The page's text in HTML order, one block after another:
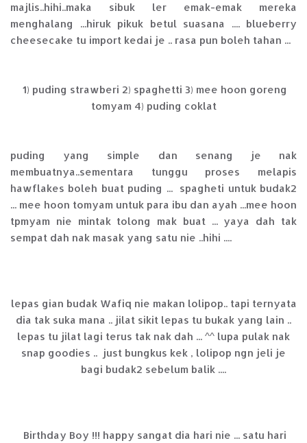
majlis..hihi..maka sibuk ler emak-emak mereka
menghalang ...hiruk pikuk betul suasana .... blueberry
cheesecake tu import kedai je .. rasa pun boleh tahan ...
1) puding strawberi 2) spaghetti 3) mee hoon goreng
tomyam 4) puding coklat
puding yang simple dan senang je nak
membuatnya..sementara tunggu proses melapis
hawflakes boleh buat puding ... spagheti untuk budak2
... mee hoon tomyam untuk para ibu dan ayah ...mee hoon
tpmyam nie mintak tolong mak buat ... yaya dah tak
sempat dah nak masak yang satu nie ..hihi ....
lepas gian budak Wafiq nie makan lolipop.. tapi ternyata
dia tak suka mana .. jilat sikit lepas tu bukak yang lain ..
lepas tu jilat lagi terus tak nak dah ... ^^ lupa pulak nak
snap goodies .. just bungkus kek , lolipop ngn jeli je
bagi budak2 sebelum balik ....
Birthday Boy !!! happy sangat dia hari nie ... satu hari